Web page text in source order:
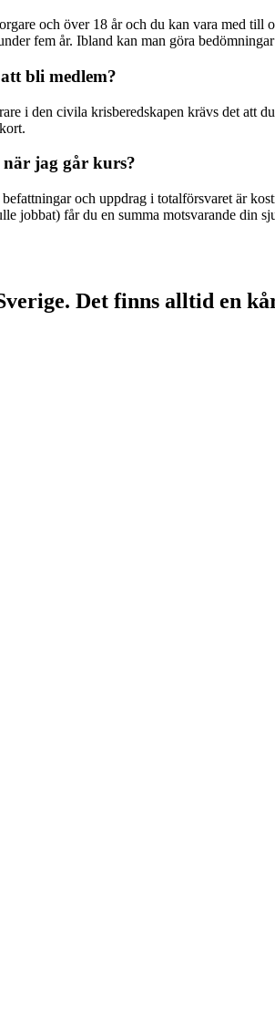
och över 18 år och du kan vara med
fem år. Ibland kan man göra
bli medlem?
i den civila krisberedskapen krävs det att
jag går kurs?
och uppdrag i totalförsvaret är
jobbat) får du en summa motsvarande din
Det finns alltid en